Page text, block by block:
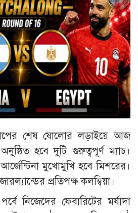
শেষ ষোলোর লড়াইয়ে আজ
হবে দুটি গুরুত্বপূর্ণ ম্যাচ।
আর্জেন্টিনা মুখোমুখি হবে মিশরের।
প্রতিপক্ষ কলম্বিয়া।
নিজেদের ফেবারিটের মর্যাদা